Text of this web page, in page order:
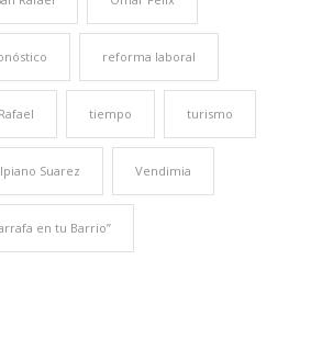
reforma laboral
tiempo turismo
Suarez Vendimia
en tu Barrio”